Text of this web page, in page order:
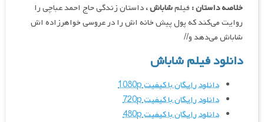
خلاصه داستان : فیلمشاباش،داستان زندگی حاج احمد عباچی را
روایت می‌کند که پول پیش خانه اش را در عروسی خواهرزاده اش
شاباش می‌دهد و//
دانلود فیلم شاباش
دانلود رایگان با کیفیت 1080p
دانلود رایگان با کیفیت720p
دانلود رایگان با کیفیت 480p